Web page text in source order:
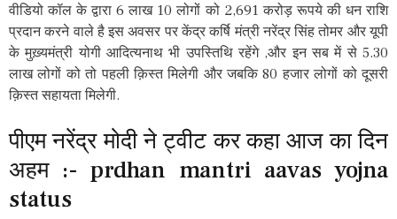
वीडियो कॉल के द्वारा 6 लाख 10 लोगों को 2,691 करोड़ रूपये की धन राशि
प्रदान करने वाले है इस अवसर पर केंद्र कर्षि मंत्री नरेंद्र सिंह तोमर और यूपी
के मुख़्यमंत्री योगी आदित्यनाथ भी उपस्तिथि रहेंगे ,और इन सब में से 5.30
लाख लोगों को तो पहली क़िस्त मिलेगी और जबकि 80 हजार लोगों को दूसरी
क़िस्त सहायता मिलेगी.
पीएम नरेंद्र मोदी ने ट्वीट कर कहा आज का दिन
अहम :- prdhan mantri aavas yojna
status